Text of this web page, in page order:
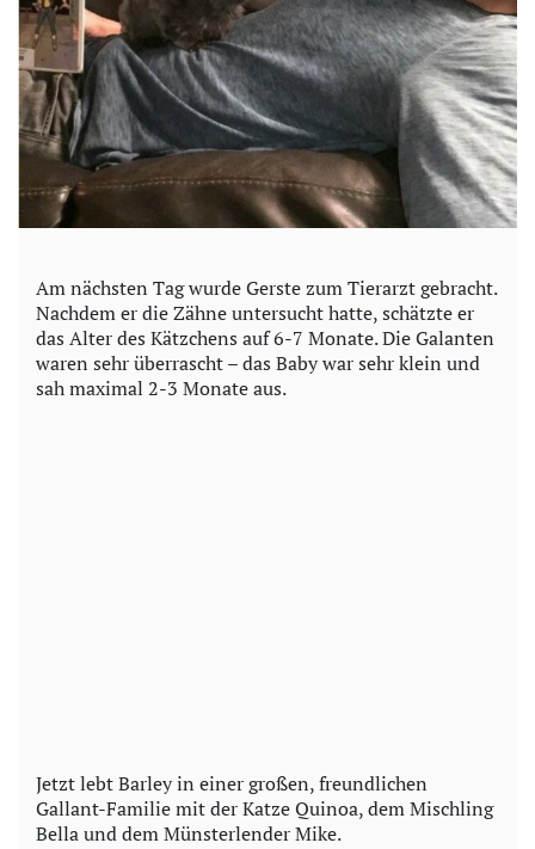
Am nächsten Tag wurde Gerste zum Tierarzt gebracht.
Nachdem er die Zähne untersucht hatte, schätzte er
das Alter des Kätzchens auf 6-7 Monate. Die Galanten
waren sehr überrascht – das Baby war sehr klein und
sah maximal 2-3 Monate aus.
Jetzt lebt Barley in einer großen, freundlichen
Gallant-Familie mit der Katze Quinoa, dem Mischling
Bella und dem Münsterlender Mike.